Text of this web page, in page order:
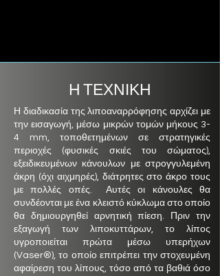
Η ΤΕΧΝΙΚΗ
Η διαδικασία της λιποαναρρόφησης αρχίζει με
την εισαγωγή, μέσω μικρών τομών μήκους 3-
4 mm, τοποθετημένων σε στρατηγικές
περιοχές (φυσικές σκιές του σώματος),
εξειδικευμένων κάνουλων με στρογγυλεμένη
άκρη (όχι αιχμηρές), διάτρητες στο άκρο τους
με πολλές οπές. Αυτές οι κάνουλες θα
συνδέονται με ένα κλειστό κύκλωμα στο οποίο
θα δημιουργηθεί αρνητική πίεση. Πριν την
εξαγωγή των λιποκυττάρων, το λίπος
υγροποιείται πρώτα μέσω υπερήχων
(Vaser®), το οποίο επιτρέπει την στοχευμένη
αφαίρεση του λίπους, τόσο από τα βαθιά όσο